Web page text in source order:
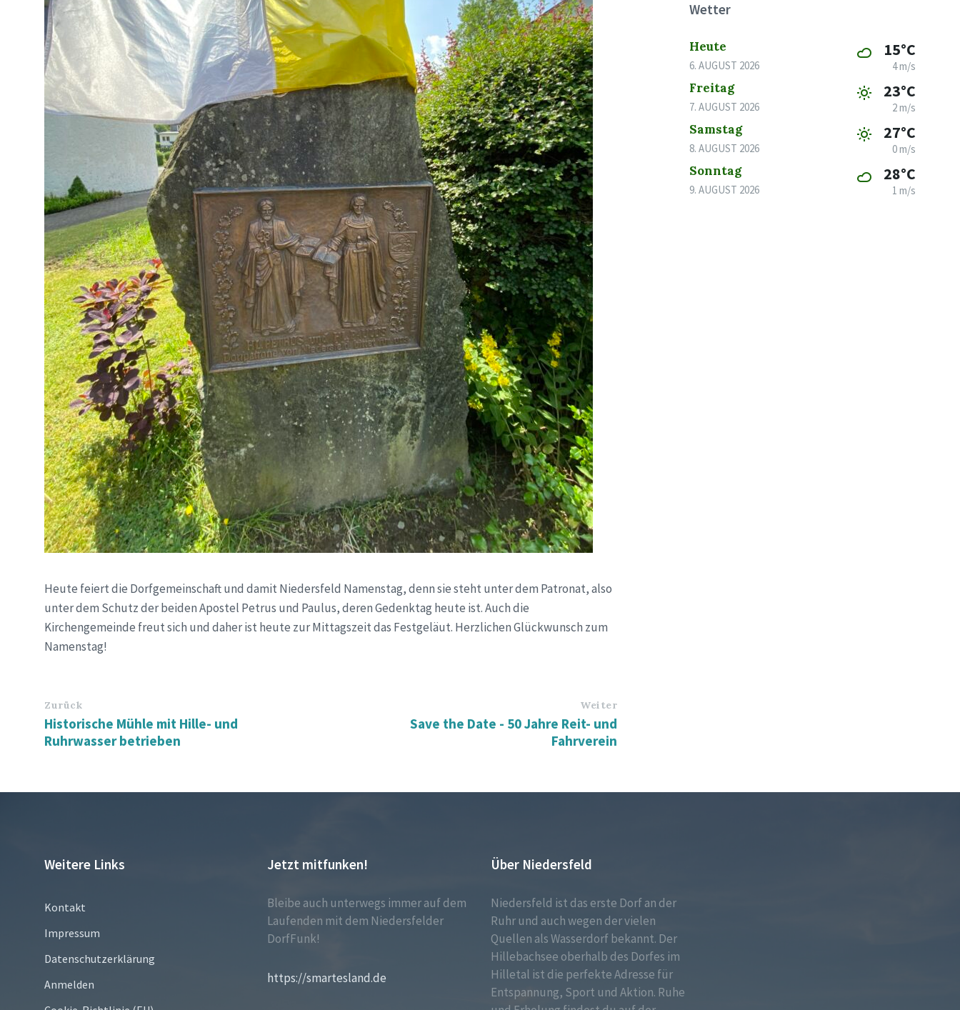
Heute feiert die Dorfgemeinschaft und damit Niedersfeld Namenstag, denn sie steht unter dem Patronat, also
unter dem Schutz der beiden Apostel Petrus und Paulus, deren Gedenktag heute ist. Auch die
Kirchengemeinde freut sich und daher ist heute zur Mittagszeit das Festgeläut. Herzlichen Glückwunsch zum
Namenstag!
Zurück
Historische Mühle mit Hille- und
Ruhrwasser betrieben
Weiter
Save the Date - 50 Jahre Reit- und
Fahrverein
Wetter
Heute
6. AUGUST 2026
15°C
4 m/s
Freitag
7. AUGUST 2026
23°C
2 m/s
Samstag
8. AUGUST 2026
27°C
0 m/s
Sonntag
9. AUGUST 2026
28°C
1 m/s
Weitere Links
Kontakt
Impressum
Datenschutzerklärung
Anmelden
Jetzt mitfunken!
Bleibe auch unterwegs immer auf dem
Laufenden mit dem Niedersfelder
DorfFunk!
https://smartesland.de
Über Niedersfeld
Niedersfeld ist das erste Dorf an der
Ruhr und auch wegen der vielen
Quellen als Wasserdorf bekannt. Der
Hillebachsee oberhalb des Dorfes im
Hilletal ist die perfekte Adresse für
Entspannung, Sport und Aktion. Ruhe